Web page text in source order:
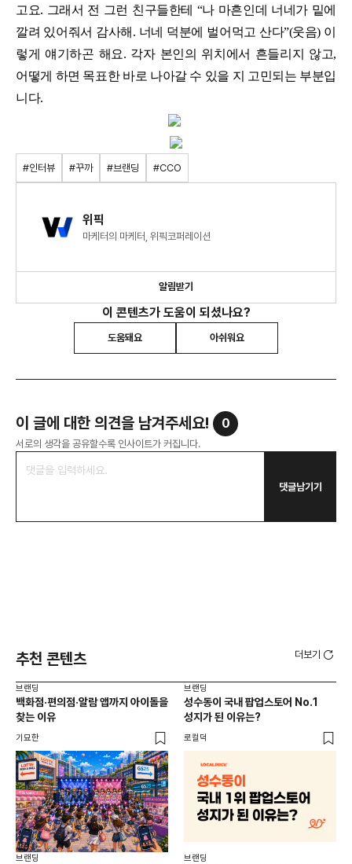
고요. 그래서 전 그런 친구들한테 “나 마흔인데 너네가 밑에
깔려 있어줘서 감사해. 너네 덕분에 벌어먹고 산다”(웃음) 이
렇게 얘기하곤 해요. 각자 본인의 위치에서 흔들리지 않고,
어떻게 하면 목표한 바로 나아갈 수 있을 지 고민되는 부분입
니다.
#인터뷰 #꾸까 #브랜딩 #CCO
위픽
마케터의 마케터, 위픽코퍼레이션
알림받기
이 콘텐츠가 도움이 되셨나요?
도움돼요 아쉬워요
이 글에 대한 의견을 남겨주세요! 0
서로의 생각을 공유할수록 인사이트가 커집니다.
댓글남기기
추천 콘텐츠 더보기
브랜딩
백화점·편의점·알람 앱까지 아이돌을
찾는 이유
기묘한
브랜딩
성수동이 국내 팝업스토어 No.1
성지가 된 이유는?
로컬덕
브랜딩 브랜딩